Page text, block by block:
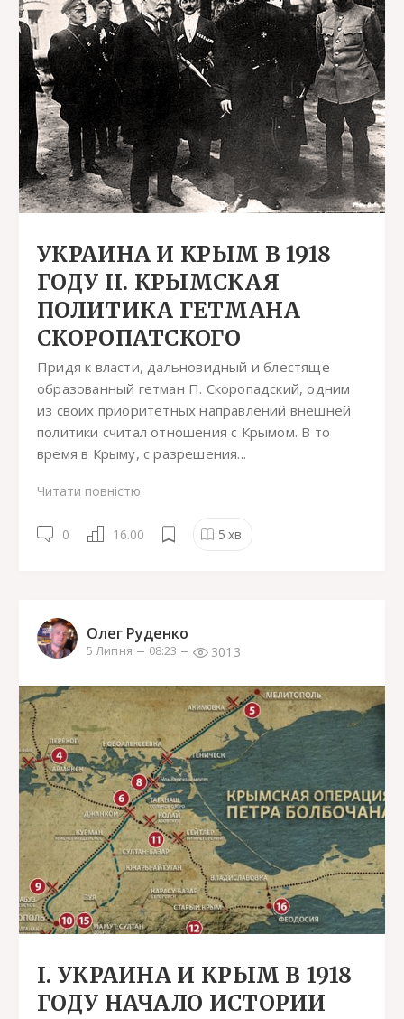
УКРАИНА И КРЫМ В 1918
ГОДУ ІІ. КРЫМСКАЯ
ПОЛИТИКА ГЕТМАНА
СКОРОПАТСКОГО
Придя к власти, дальновидный и блестяще
образованный гетман П. Скоропадский, одним
из своих приоритетных направлений внешней
политики считал отношения с Крымом. В то
время в Крыму, с разрешения...
Читати повністю
0 16.00 5 хв.
Олег Руденко
5 Липня 08:23 3013
І. УКРАИНА И КРЫМ В 1918
ГОДУ НАЧАЛО ИСТОРИИ